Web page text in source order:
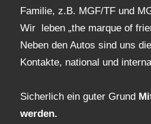
Familie, z.B. MGF/TF und
Wir leben „the marque of
Neben den Autos sind uns
Kontakte, national und
Sicherlich ein guter Grund
werden.